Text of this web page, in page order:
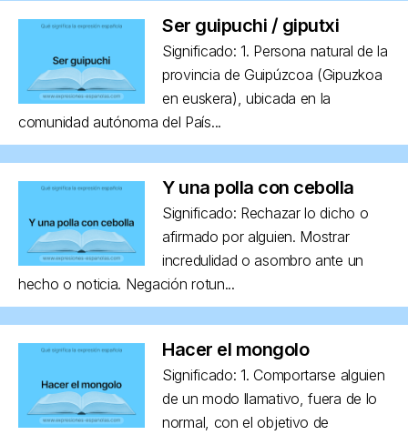
Ser guipuchi / giputxi
Significado: 1. Persona natural de la
provincia de Guipúzcoa (Gipuzkoa
en euskera), ubicada en la
comunidad autónoma del País...
Y una polla con cebolla
Significado: Rechazar lo dicho o
afirmado por alguien. Mostrar
incredulidad o asombro ante un
hecho o noticia. Negación rotun...
Hacer el mongolo
Significado: 1. Comportarse alguien
de un modo llamativo, fuera de lo
normal, con el objetivo de